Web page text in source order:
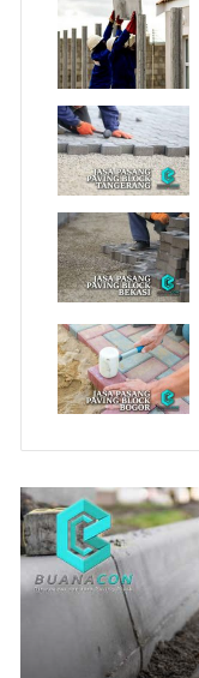
Jasa
Pasang
Paving
Block
Tulang